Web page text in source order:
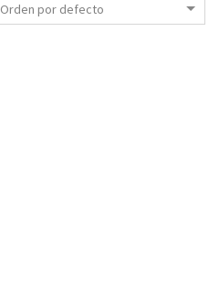
Orden por defecto